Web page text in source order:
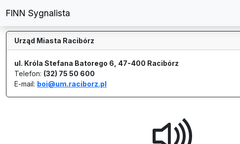
Przejdź do głównej treści
FINN Sygnalista
Urząd Miasta Racibórz
ul. Króla Stefana Batorego 6, 47-400 Racibórz
Telefon: (32) 75 50 600
E-mail: boi@um.raciborz.pl